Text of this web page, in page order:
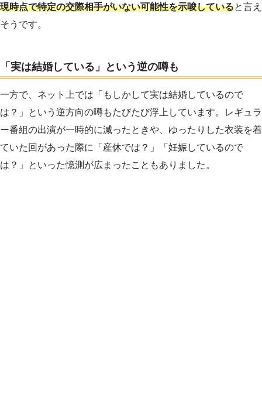
現時点で特定の交際相手がいない可能性を示唆していると言え
そうです。
「実は結婚している」という逆の噂も
一方で、ネット上では「もしかして実は結婚しているので
は？」という逆方向の噂もたびたび浮上しています。レギュラ
ー番組の出演が一時的に減ったときや、ゆったりした衣装を着
ていた回があった際に「産休では？」「妊娠しているので
は？」といった憶測が広まったこともありました。